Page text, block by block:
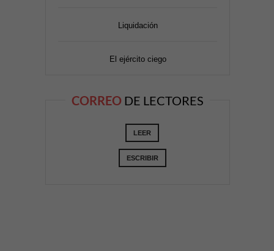
Liquidación
El ejército ciego
CORREO DE LECTORES
LEER
ESCRIBIR